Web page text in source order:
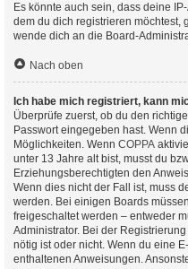
Es könnte auch sein, dass deine
dem du dich registrieren möchtest,
wende dich an die Board-
Nach oben
Ich habe mich registriert, kann
Überprüfe zuerst, ob du den
Passwort eingegeben hast. Wenn
Möglichkeiten. Wenn COPPA
unter 13 Jahre alt bist, musst du
Erziehungsberechtigten den
Wenn dies nicht der Fall ist, muss
werden. Bei einigen Boards
freigeschaltet werden – entweder
Administrator. Bei der
nötig ist oder nicht. Wenn du eine
enthaltenen Anweisungen.